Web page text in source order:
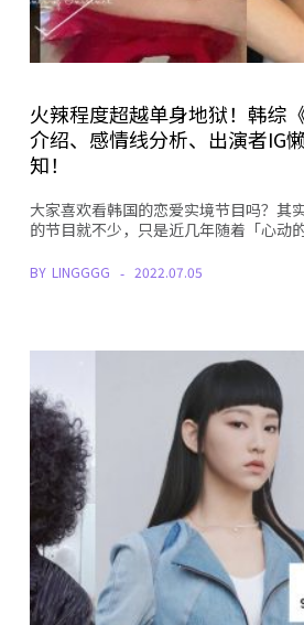
火辣程度超越单身地狱！韩综
介绍、感情线分析、出演者IG
知！
大家喜欢看韩国的恋爱实境节目吗？其
的节目就不少，只是近几年随着「心动
BY LINGGGG 2022.07.05